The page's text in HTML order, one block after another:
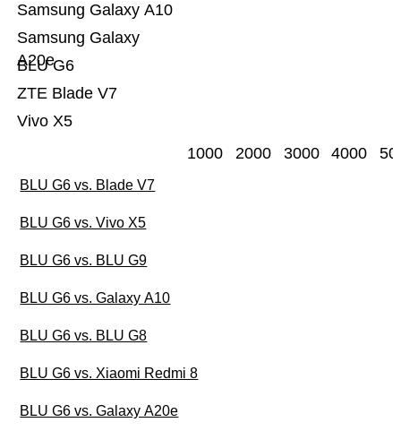
Vivo X5
ZTE Blade V7
BLU G6
Samsung Galaxy
A20e
Samsung Galaxy A10
1000 2000 3000 4000
BLU G6 vs. Blade V7
BLU G6 vs. Vivo X5
BLU G6 vs. BLU G9
BLU G6 vs. Galaxy A10
BLU G6 vs. BLU G8
BLU G6 vs. Xiaomi Redmi 8
BLU G6 vs. Galaxy A20e